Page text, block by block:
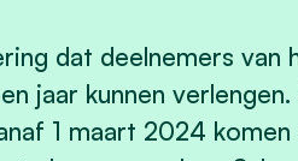
dat deelnemers van
jaar kunnen
1 maart 2024